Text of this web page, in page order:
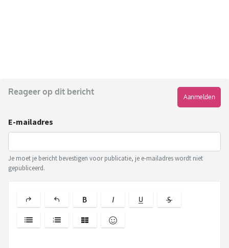
Reageer op dit bericht
Aanmelden
E-mailadres
Je moet je bericht bevestigen voor publicatie, je e-mailadres wordt niet
gepubliceerd.